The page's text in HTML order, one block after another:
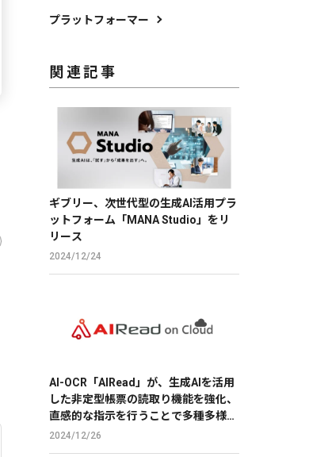
プラットフォーマー
関連記事
ギブリー、次世代型の生成AI活用プラ
ットフォーム「MANA Studio」をリ
リース
2024/12/24
AI-OCR「AIRead」が、生成AIを活用
した非定型帳票の読取り機能を強化、
直感的な指示を行うことで多種多様な
帳票の読取りを実現
2024/12/26